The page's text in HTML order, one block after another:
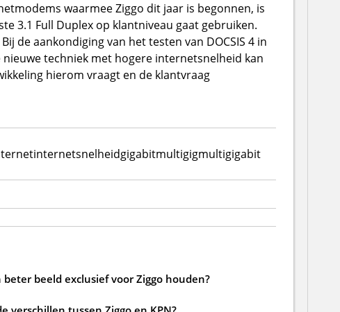
waarmee Ziggo dit jaar is begonnen, is
3.1 Full Duplex op klantniveau gaat gebruiken.
de aankondiging van het testen van DOCSIS 4 in
techniek met hogere internetsnelheid kan
hierom vraagt en de klantvraag
internetsnelheidgigabitmultigigmultigigabit
beter beeld exclusief voor Ziggo houden?